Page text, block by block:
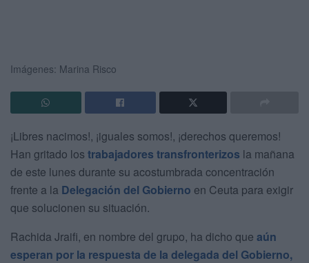
Imágenes: Marina Risco
¡Libres nacimos!, ¡iguales somos!, ¡derechos queremos!
Han gritado los trabajadores transfronterizos la mañana
de este lunes durante su acostumbrada concentración
frente a la Delegación del Gobierno en Ceuta para exigir
que solucionen su situación.
Rachida Jraifi, en nombre del grupo, ha dicho que aún
esperan por la respuesta de la delegada del Gobierno,